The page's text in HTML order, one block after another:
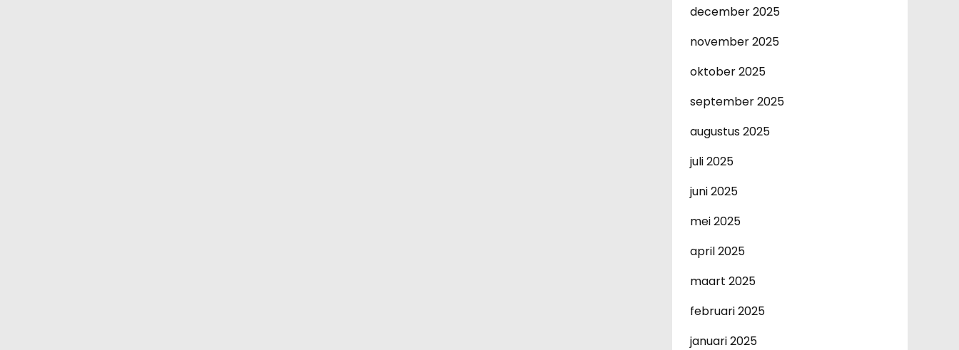
december 2025
november 2025
oktober 2025
september 2025
augustus 2025
juli 2025
juni 2025
mei 2025
april 2025
maart 2025
februari 2025
januari 2025